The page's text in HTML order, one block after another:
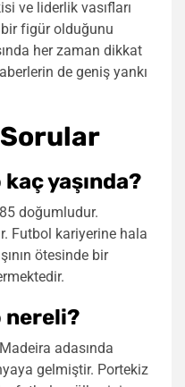
ve liderlik vasıfları
bir figür olduğunu
her zaman dikkat
de geniş yankı
yaşında?
doğumludur.
Futbol kariyerine hala
ötesinde bir
nereli?
adasında
gelmiştir. Portekiz